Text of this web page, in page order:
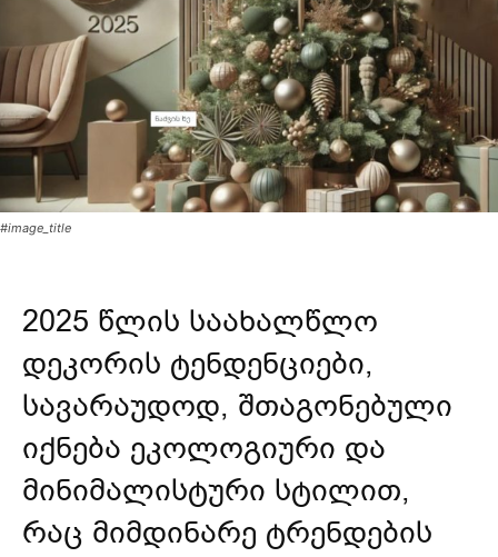
#image_title
2025 წლის საახალწლო
დეკორის ტენდენციები,
სავარაუდოდ, შთაგონებული
იქნება ეკოლოგიური და
მინიმალისტური სტილით,
რაც მიმდინარე ტრენდების